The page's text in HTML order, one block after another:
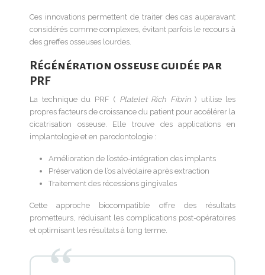
Ces innovations permettent de traiter des cas auparavant
considérés comme complexes, évitant parfois le recours à
des greffes osseuses lourdes.
Régénération osseuse guidée par
PRF
La technique du PRF ( Platelet Rich Fibrin ) utilise les
propres facteurs de croissance du patient pour accélérer la
cicatrisation osseuse. Elle trouve des applications en
implantologie et en parodontologie :
Amélioration de l’ostéo-intégration des implants
Préservation de l’os alvéolaire après extraction
Traitement des récessions gingivales
Cette approche biocompatible offre des résultats
prometteurs, réduisant les complications post-opératoires
et optimisant les résultats à long terme.